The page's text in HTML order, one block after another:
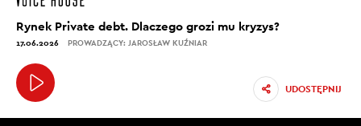
Rynek Private debt. Dlaczego grozi mu kryzys?
17.06.2026 PROWADZĄCY: JAROSŁAW KUŹNIAR
UDOSTĘPNIJ